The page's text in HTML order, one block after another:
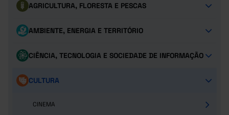
AGRICULTURA, FLORESTA E PESCAS
AMBIENTE, ENERGIA E TERRITÓRIO
CIÊNCIA, TECNOLOGIA E SOCIEDADE DE INFORMAÇÃO
CULTURA
CINEMA